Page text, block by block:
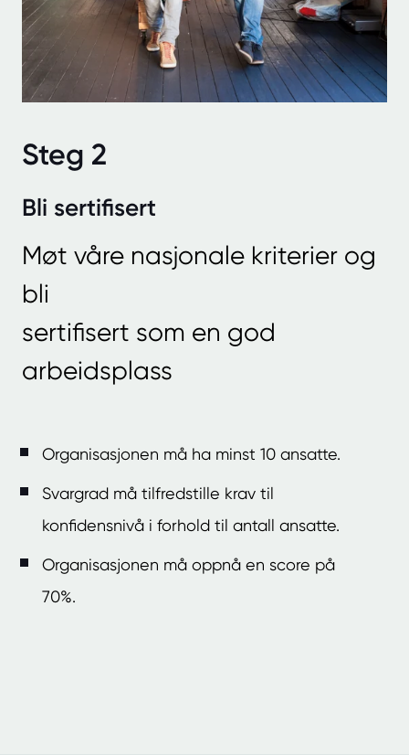
Steg 2
Bli sertifisert
Møt våre nasjonale kriterier og
bli
sertifisert som en god
arbeidsplass
Organisasjonen må ha minst 10 ansatte.
Svargrad må tilfredstille krav til
konfidensnivå i forhold til antall ansatte.
Organisasjonen må oppnå en score på
70%.